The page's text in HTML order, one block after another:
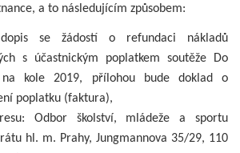
a to následujícím způsobem:
se žádostí o refundaci nákladů
s účastnickým poplatkem soutěže Do
na kole 2019, přílohou bude doklad o
poplatku (faktura),
Odbor školství, mládeže a sportu
hl. m. Prahy, Jungmannova 35/29, 110